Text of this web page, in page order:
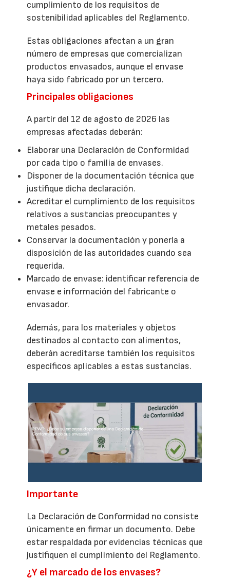
cumplimiento de los requisitos de
sostenibilidad aplicables del Reglamento.
Estas obligaciones afectan a un gran
número de empresas que comercializan
productos envasados, aunque el envase
haya sido fabricado por un tercero.
Principales obligaciones
A partir del 12 de agosto de 2026 las
empresas afectadas deberán:
Elaborar una Declaración de Conformidad
por cada tipo o familia de envases.
Disponer de la documentación técnica que
justifique dicha declaración.
Acreditar el cumplimiento de los requisitos
relativos a sustancias preocupantes y
metales pesados.
Conservar la documentación y ponerla a
disposición de las autoridades cuando sea
requerida.
Marcado de envase: identificar referencia de
envase e información del fabricante o
envasador.
Además, para los materiales y objetos
destinados al contacto con alimentos,
deberán acreditarse también los requisitos
específicos aplicables a estas sustancias.
Importante
La Declaración de Conformidad no consiste
únicamente en firmar un documento. Debe
estar respaldada por evidencias técnicas que
justifiquen el cumplimiento del Reglamento.
¿Y el marcado de los envases?